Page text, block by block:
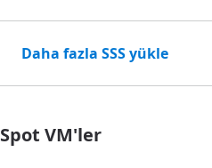
Daha fazla SSS yükle
Spot VM'ler